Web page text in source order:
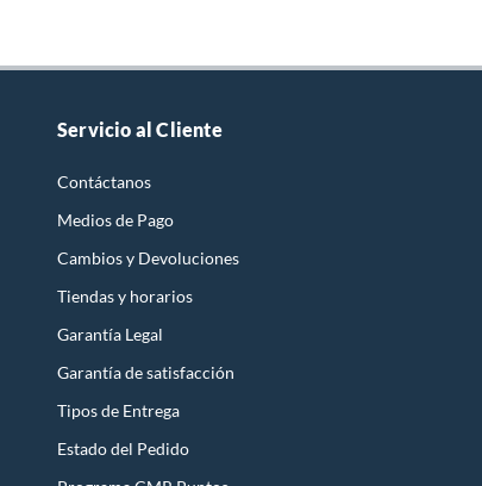
Servicio al Cliente
Contáctanos
Medios de Pago
Cambios y Devoluciones
Tiendas y horarios
Garantía Legal
Garantía de satisfacción
Tipos de Entrega
Estado del Pedido